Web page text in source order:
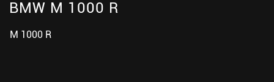
BMW M 1000 R
M 1000 R